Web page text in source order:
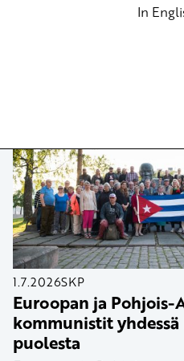
In
1.7.2026SKP
Euroopan ja Pohjois-
kommunistit
puolesta